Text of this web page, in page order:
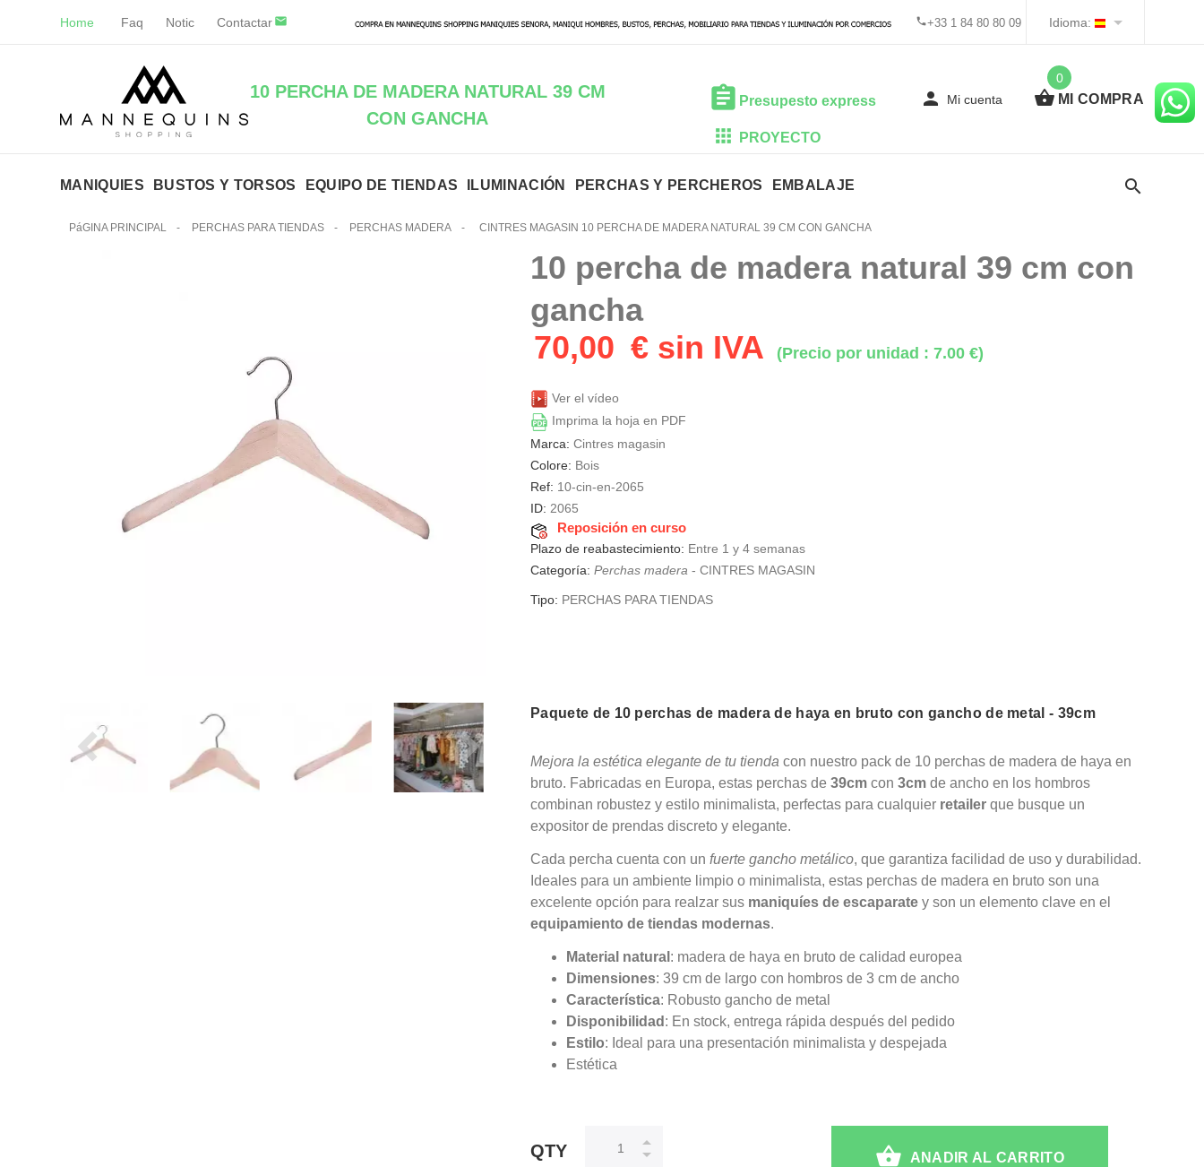
Home Faq Notic Contactar +33 1 84 80 80 09 Idioma:
10 PERCHA DE MADERA NATURAL 39 CM
CON GANCHA
Presupesto express
PROYECTO
Mi cuenta
0
MI COMPRA
MANIQUIES BUSTOS Y TORSOS EQUIPO DE TIENDAS ILUMINACIÓN PERCHAS Y PERCHEROS EMBALAJE
PáGINA PRINCIPAL - PERCHAS PARA TIENDAS - PERCHAS MADERA - CINTRES MAGASIN 10 PERCHA DE MADERA NATURAL 39 CM CON GANCHA
10 percha de madera natural 39 cm con
gancha
70,00 € sin IVA (Precio por unidad : 7.00 €)
Ver el vídeo
Imprima la hoja en PDF
Marca: Cintres magasin
Colore: Bois
Ref: 10-cin-en-2065
ID: 2065
Reposición en curso
Plazo de reabastecimiento: Entre 1 y 4 semanas
Categoría: Perchas madera - CINTRES MAGASIN
Tipo: PERCHAS PARA TIENDAS
Paquete de 10 perchas de madera de haya en bruto con gancho de metal - 39cm
Mejora la estética elegante de tu tienda con nuestro pack de 10 perchas de madera de haya en
bruto. Fabricadas en Europa, estas perchas de 39cm con 3cm de ancho en los hombros
combinan robustez y estilo minimalista, perfectas para cualquier retailer que busque un
expositor de prendas discreto y elegante.
Cada percha cuenta con un fuerte gancho metálico, que garantiza facilidad de uso y durabilidad.
Ideales para un ambiente limpio o minimalista, estas perchas de madera en bruto son una
excelente opción para realzar sus maniquíes de escaparate y son un elemento clave en el
equipamiento de tiendas modernas.
Material natural : madera de haya en bruto de calidad europea
Dimensiones: 39 cm de largo con hombros de 3 cm de ancho
Característica: Robusto gancho de metal
Disponibilidad : En stock, entrega rápida después del pedido
Estilo: Ideal para una presentación minimalista y despejada
Estética
QTY ANADIR AL CARRITO